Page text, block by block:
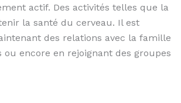
actif. Des activités telles que la
la santé du cerveau. Il est
des relations avec la famille
encore en rejoignant des groupes